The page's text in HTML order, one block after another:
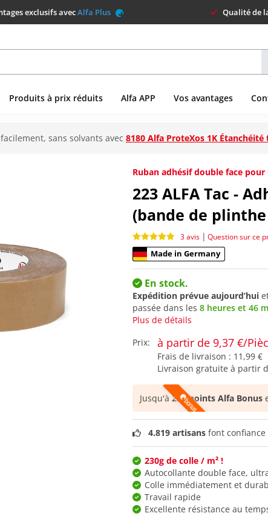
exclusifs avecAlfa Plus Qualité de
Produits à prix réduits Alfa APP Vos avantages
sans solvants avec 8180 Alfa ProteXos 1K
Ruban adhésif double face
223 ALFA Tac -
(bande de
3 avis | Question sur ce
Made in Germany
En stock.
Expédition prévue aujourd’hui
passée dans les 8 heures et 46
Plus de détails
Prix:
à partir de 9,37 €/
Frais de livraison : 11,99 €
Livraison gratuite à partir
Jusqu'à225 points Alfa Bonus
4.819 artisans font
230g de colle / m² !
Autocollante double face,
Colle immédiatement et
Travail rapide
Excellente résistance au